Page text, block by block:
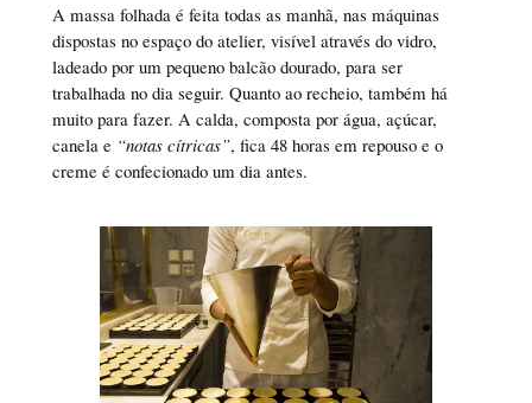
A massa folhada é feita todas as manhã, nas máquinas
dispostas no espaço do atelier, visível através do vidro,
ladeado por um pequeno balcão dourado, para ser
trabalhada no dia seguir. Quanto ao recheio, também há
muito para fazer. A calda, composta por água, açúcar,
canela e “notas cítricas”, fica 48 horas em repouso e o
creme é confecionado um dia antes.